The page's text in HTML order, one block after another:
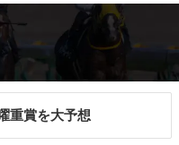
重賞を大予想